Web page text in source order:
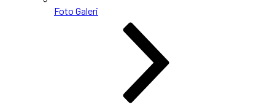
Foto Galeri